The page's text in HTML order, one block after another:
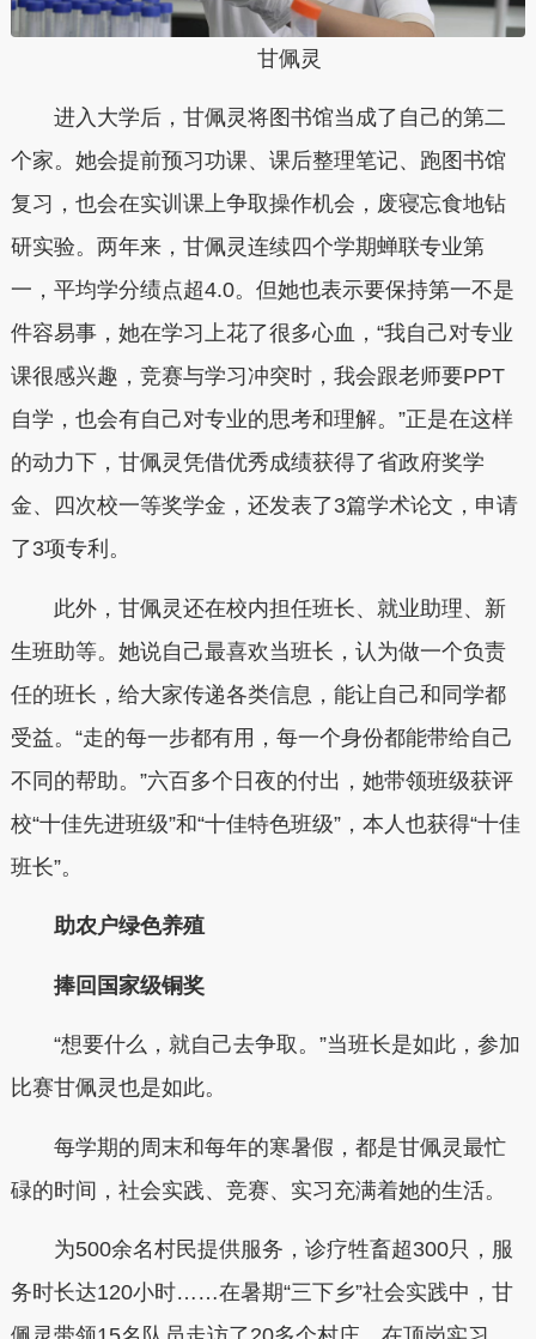
甘佩灵
进入大学后，甘佩灵将图书馆当成了自己的第二
个家。她会提前预习功课、课后整理笔记、跑图书馆
复习，也会在实训课上争取操作机会，废寝忘食地钻
研实验。两年来，甘佩灵连续四个学期蝉联专业第
一，平均学分绩点超4.0。但她也表示要保持第一不是
件容易事，她在学习上花了很多心血，“我自己对专业
课很感兴趣，竞赛与学习冲突时，我会跟老师要PPT
自学，也会有自己对专业的思考和理解。”正是在这样
的动力下，甘佩灵凭借优秀成绩获得了省政府奖学
金、四次校一等奖学金，还发表了3篇学术论文，申请
了3项专利。
此外，甘佩灵还在校内担任班长、就业助理、新
生班助等。她说自己最喜欢当班长，认为做一个负责
任的班长，给大家传递各类信息，能让自己和同学都
受益。“走的每一步都有用，每一个身份都能带给自己
不同的帮助。”六百多个日夜的付出，她带领班级获评
校“十佳先进班级”和“十佳特色班级”，本人也获得“十佳
班长”。
助农户绿色养殖
捧回国家级铜奖
“想要什么，就自己去争取。”当班长是如此，参加
比赛甘佩灵也是如此。
每学期的周末和每年的寒暑假，都是甘佩灵最忙
碌的时间，社会实践、竞赛、实习充满着她的生活。
为500余名村民提供服务，诊疗牲畜超300只，服
务时长达120小时……在暑期“三下乡”社会实践中，甘